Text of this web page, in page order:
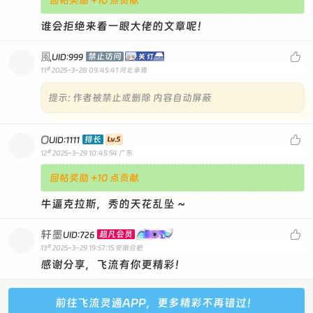
谁会拒绝来看一眼大佬的文章呢！

風UID:999 禁止访问
11# 2025-3-28 09:45:41 河北承德
提示: 作者被禁止或删除 内容自动屏蔽

OUID:1111 排长
12# 2025-3-29 10:45:54 广东
回帖奖励 +10 点贡献
牛逼克拉斯，秀的天花乱坠 ~

轩墨UID:726 超凡会员
13# 2025-3-29 19:57:15 安徽合肥
感谢分享，飞流有你更精彩！
前往飞流灵通APP，更多精彩不再错过！